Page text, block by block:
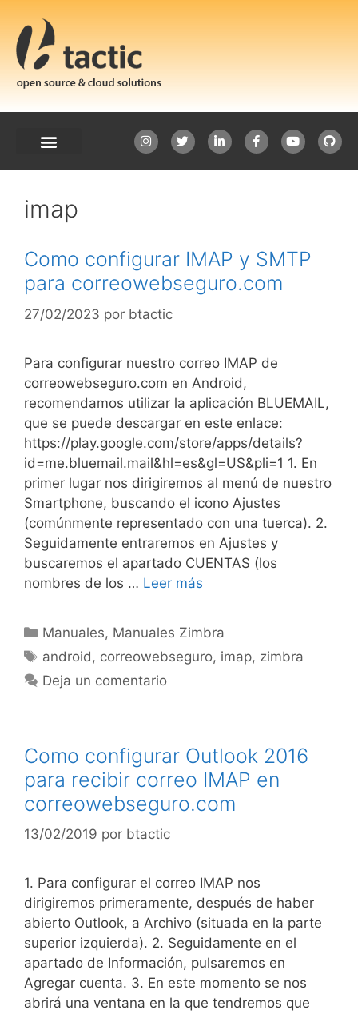
imap
Como configurar IMAP y SMTP
para correowebseguro.com
27/02/2023 por btactic
Para configurar nuestro correo IMAP de
correowebseguro.com en Android,
recomendamos utilizar la aplicación BLUEMAIL,
que se puede descargar en este enlace:
https://play.google.com/store/apps/details?
id=me.bluemail.mail&hl=es&gl=US&pli=1 1. En
primer lugar nos dirigiremos al menú de nuestro
Smartphone, buscando el icono Ajustes
(comúnmente representado con una tuerca). 2.
Seguidamente entraremos en Ajustes y
buscaremos el apartado CUENTAS (los
nombres de los … Leer más
Manuales, Manuales Zimbra
android , correowebseguro, imap, zimbra
Deja un comentario
Como configurar Outlook 2016
para recibir correo IMAP en
correowebseguro.com
13/02/2019 por btactic
1. Para configurar el correo IMAP nos
dirigiremos primeramente, después de haber
abierto Outlook, a Archivo (situada en la parte
superior izquierda). 2. Seguidamente en el
apartado de Información, pulsaremos en
Agregar cuenta. 3. En este momento se nos
abrirá una ventana en la que tendremos que